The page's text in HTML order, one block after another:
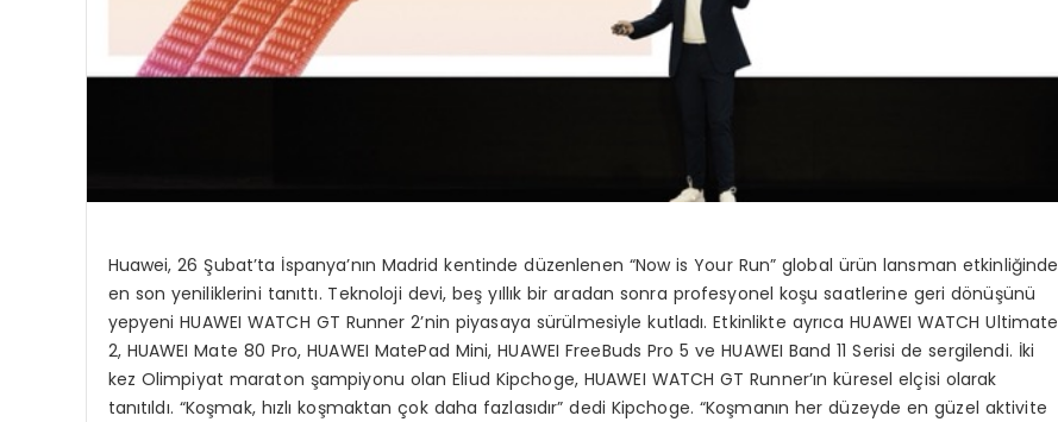
Huawei, 26 Şubat’ta İspanya’nın Madrid kentinde düzenlenen “Now is Your Run” global ürün lansman etkinliğinde
en son yeniliklerini tanıttı. Teknoloji devi, beş yıllık bir aradan sonra profesyonel koşu saatlerine geri dönüşünü
yepyeni HUAWEI WATCH GT Runner 2’nin piyasaya sürülmesiyle kutladı. Etkinlikte ayrıca HUAWEI WATCH Ultimate
2, HUAWEI Mate 80 Pro, HUAWEI MatePad Mini, HUAWEI FreeBuds Pro 5 ve HUAWEI Band 11 Serisi de sergilendi. İki
kez Olimpiyat maraton şampiyonu olan Eliud Kipchoge, HUAWEI WATCH GT Runner’ın küresel elçisi olarak
tanıtıldı. “Koşmak, hızlı koşmaktan çok daha fazlasıdır” dedi Kipchoge. “Koşmanın her düzeyde en güzel aktivite